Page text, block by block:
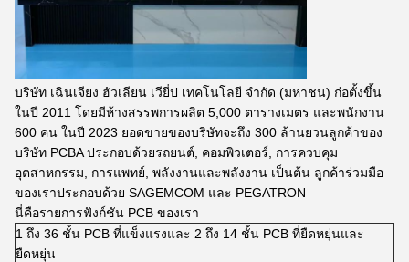
บริษัท เฉินเจียง ฮัวเลียน เวียี่ป เทคโนโลยี จํากัด (มหาชน) ก่อตั้งขึ้น
ในปี 2011 โดยมีห้างสรรพการผลิต 5,000 ตารางเมตร และพนักงาน
600 คน ในปี 2023 ยอดขายของบริษัทจะถึง 300 ล้านยวนลูกค้าของ
บริษัท PCBA ประกอบด้วยรถยนต์, คอมพิวเตอร์, การควบคุม
อุตสาหกรรม, การแพทย์, พลังงานและพลังงาน เป็นต้น ลูกค้าร่วมมือ
ของเราประกอบด้วย SAGEMCOM และ PEGATRON
นี่คือรายการฟังก์ชัน PCB ของเรา
1 ถึง 36 ชั้น PCB ที่แข็งแรงและ 2 ถึง 14 ชั้น PCB ที่ยืดหยุ่นและ
ยืดหยุ่น